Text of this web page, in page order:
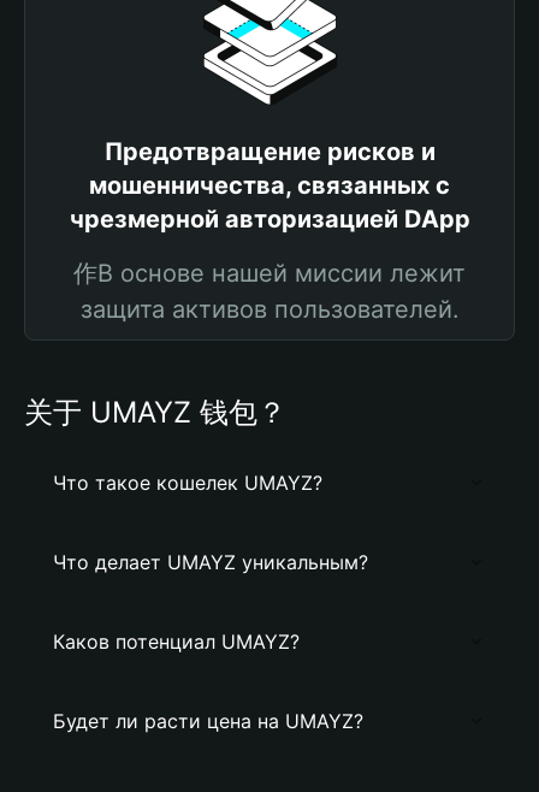
Предотвращение рисков и
мошенничества, связанных с
чрезмерной авторизацией DApp
作В основе нашей миссии лежит
защита активов пользователей.
关于 UMAYZ 钱包？
Что такое кошелек UMAYZ?
Что делает UMAYZ уникальным?
Каков потенциал UMAYZ?
Будет ли расти цена на UMAYZ?